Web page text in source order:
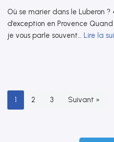
Où se marier dans le Luberon
d’exception en Provence
je vous parle souvent… Lire la
1 2 3 Suivant »